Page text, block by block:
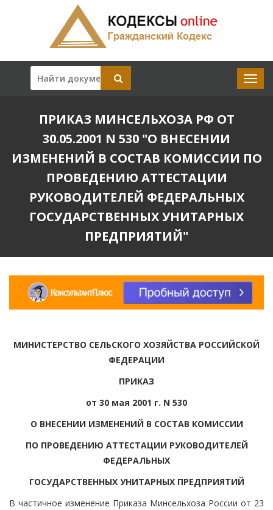
ПРИКАЗ МИНСЕЛЬХОЗА РФ ОТ
30.05.2001 N 530 "О ВНЕСЕНИИ
ИЗМЕНЕНИЙ В СОСТАВ КОМИССИИ ПО
ПРОВЕДЕНИЮ АТТЕСТАЦИИ
РУКОВОДИТЕЛЕЙ ФЕДЕРАЛЬНЫХ
ГОСУДАРСТВЕННЫХ УНИТАРНЫХ
ПРЕДПРИЯТИЙ"
МИНИСТЕРСТВО СЕЛЬСКОГО ХОЗЯЙСТВА РОССИЙСКОЙ
ФЕДЕРАЦИИ
ПРИКАЗ
от 30 мая 2001 г. N 530
О ВНЕСЕНИИ ИЗМЕНЕНИЙ В СОСТАВ КОМИССИИ
ПО ПРОВЕДЕНИЮ АТТЕСТАЦИИ РУКОВОДИТЕЛЕЙ
ФЕДЕРАЛЬНЫХ
ГОСУДАРСТВЕННЫХ УНИТАРНЫХ ПРЕДПРИЯТИЙ
В частичное изменение Приказа Минсельхоза России от 23